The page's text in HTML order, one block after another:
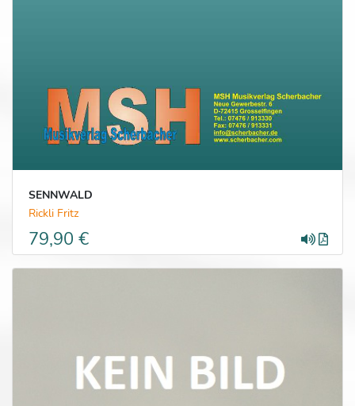
SENNWALD
Rickli Fritz
79,90 €